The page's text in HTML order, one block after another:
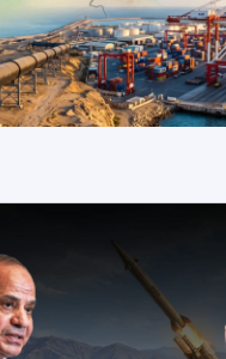
ההימור האסטרטגי